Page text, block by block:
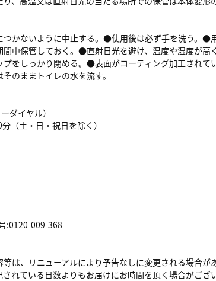
かないように中止する。●使用後は必ず手を洗う。●
間中保管しておく。●直射日光を避け、温度や湿度が
プをしっかり閉める。●表面がコーティング加工され
のままトイレの水を流す。
ーダイヤル）
（土・日・祝日を除く）
:0120-009-368
は、リニューアルにより予告なしに変更される場合が
れている日数よりもお届けにお時間を頂く場合がござ